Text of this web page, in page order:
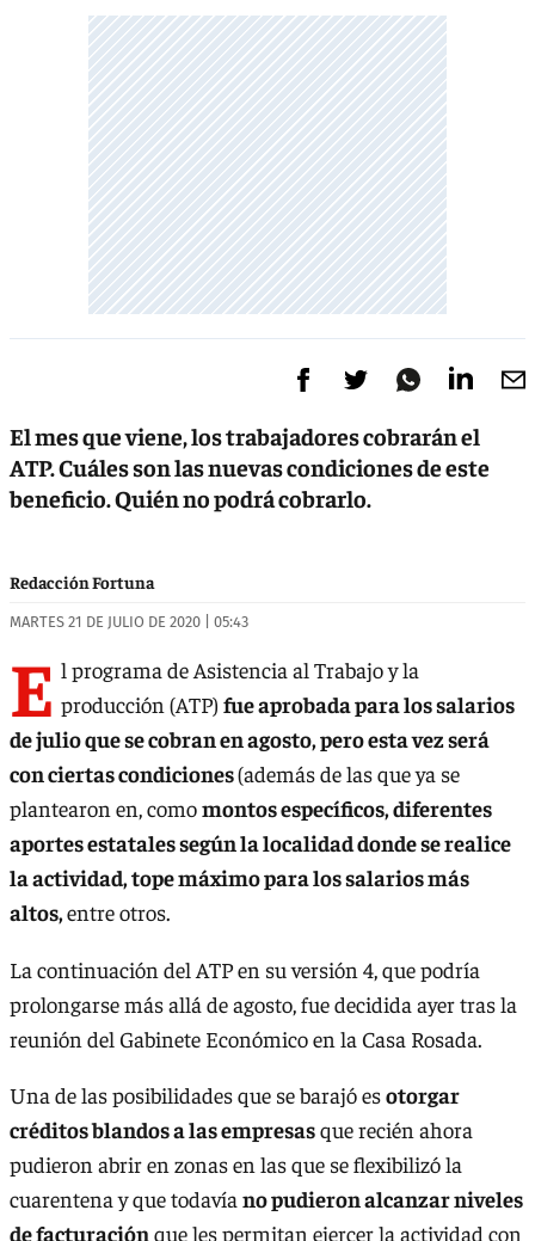
El mes que viene, los trabajadores cobrarán el
ATP. Cuáles son las nuevas condiciones de este
beneficio. Quién no podrá cobrarlo.
Redacción Fortuna
MARTES 21 DE JULIO DE 2020 | 05:43
E l programa de Asistencia al Trabajo y la
producción (ATP) fue aprobada para los salarios
de julio que se cobran en agosto, pero esta vez será
con ciertas condiciones(además de las que ya se
plantearon en, comomontos específicos, diferentes
aportes estatales según la localidad donde se realice
la actividad, tope máximo para los salarios más
altos,entre otros.
La continuación del ATP en su versión 4, que podría
prolongarse más allá de agosto, fue decidida ayer tras la
reunión del Gabinete Económico en la Casa Rosada.
Una de las posibilidades que se barajó esotorgar
créditos blandos a las empresasque recién ahora
pudieron abrir en zonas en las que se flexibilizó la
cuarentena y que todavía no pudieron alcanzar niveles
de facturaciónque les permitan ejercer la actividad con